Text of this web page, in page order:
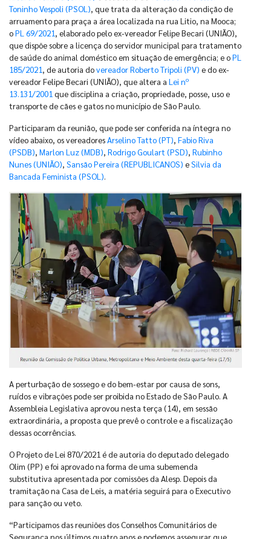
Toninho Vespoli (PSOL), que trata da alteração da condição de
arruamento para praça a área localizada na rua Litio, na Mooca;
oPL 69/2021, elaborado pelo ex-vereador Felipe Becari (UNIÃO),
que dispõe sobre a licença do servidor municipal para tratamento
de saúde do animal doméstico em situação de emergência; e oPL
185/2021, de autoria dovereador Roberto Tripoli (PV) e do ex-
vereador Felipe Becari (UNIÃO), que altera a Lei nº
13.131/2001 que disciplina a criação, propriedade, posse, uso e
transporte de cães e gatos no município de São Paulo.
Participaram da reunião, que pode ser conferida na íntegra no
vídeo abaixo, os vereadoresArselino Tatto (PT), Fabio Riva
(PSDB), Marlon Luz (MDB), Rodrigo Goulart (PSD), Rubinho
Nunes (UNIÃO), Sansão Pereira (REPUBLICANOS) eSilvia da
Bancada Feminista (PSOL).
A perturbação de sossego e do bem-estar por causa de sons,
ruídos e vibrações pode ser proibida no Estado de São Paulo. A
Assembleia Legislativa aprovou nesta terça (14), em sessão
extraordinária, a proposta que prevê o controle e a fiscalização
dessas ocorrências.
O Projeto de Lei 870/2021 é de autoria do deputado delegado
Olim (PP) e foi aprovado na forma de uma subemenda
substitutiva apresentada por comissões da Alesp. Depois da
tramitação na Casa de Leis, a matéria seguirá para o Executivo
para sanção ou veto.
“Participamos das reuniões dos Conselhos Comunitários de
Segurança nos últimos quatro anos e podemos assegurar que,